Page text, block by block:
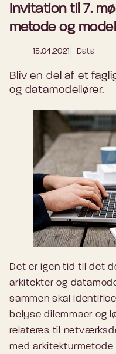
Invitation til 7.
metode og
15.04.2021 Data
Bliv en del af et
og datamodellører.
Det er igen tid til det
arkitekter og
sammen skal
belyse dilemmaer og
relateres til
med